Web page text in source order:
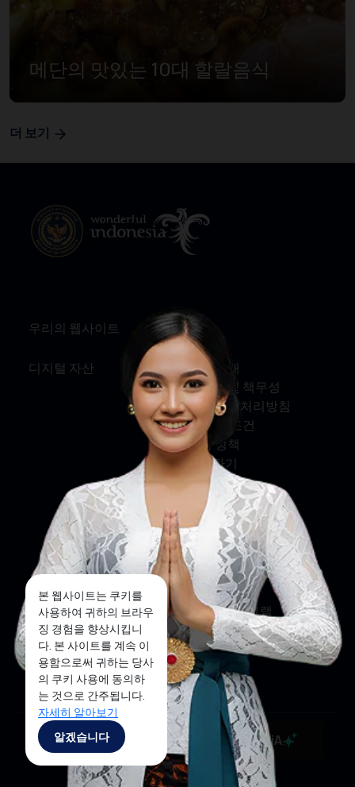
MaiA
본 웹사이트는 쿠키를
사용하여 귀하의 브라우
징 경험을 향상시킵니
다. 본 사이트를 계속 이
용함으로써 귀하는 당사
의 쿠키 사용에 동의하
는 것으로 간주됩니다.
자세히 알아보기
알겠습니다
메단의 맛있는 10대 할랄음식
더 보기
우리의 웹사이트
디지털 자산
정보
회사 소개
서비스 및 책무성
개인정보 처리방침
약관 및 조건
쿠키 정책
문의하기
소셜 미디어
페이스북
트위터
인스타그램
유튜브
Copyright ©2025 Ministry of Tourism, Republic of
Indonesia